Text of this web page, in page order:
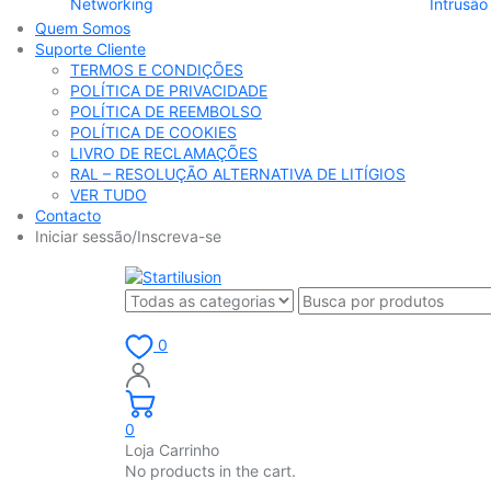
Networking Intrusão
Quem Somos
Suporte Cliente
TERMOS E CONDIÇÕES
POLÍTICA DE PRIVACIDADE
POLÍTICA DE REEMBOLSO
POLÍTICA DE COOKIES
LIVRO DE RECLAMAÇÕES
RAL – RESOLUÇÃO ALTERNATIVA DE LITÍGIOS
VER TUDO
Contacto
Iniciar sessão/Inscreva-se
0
0
Loja Carrinho
No products in the cart.